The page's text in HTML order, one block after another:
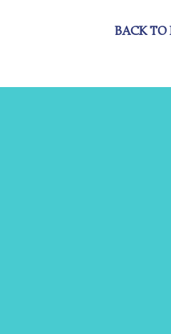
BACK TO